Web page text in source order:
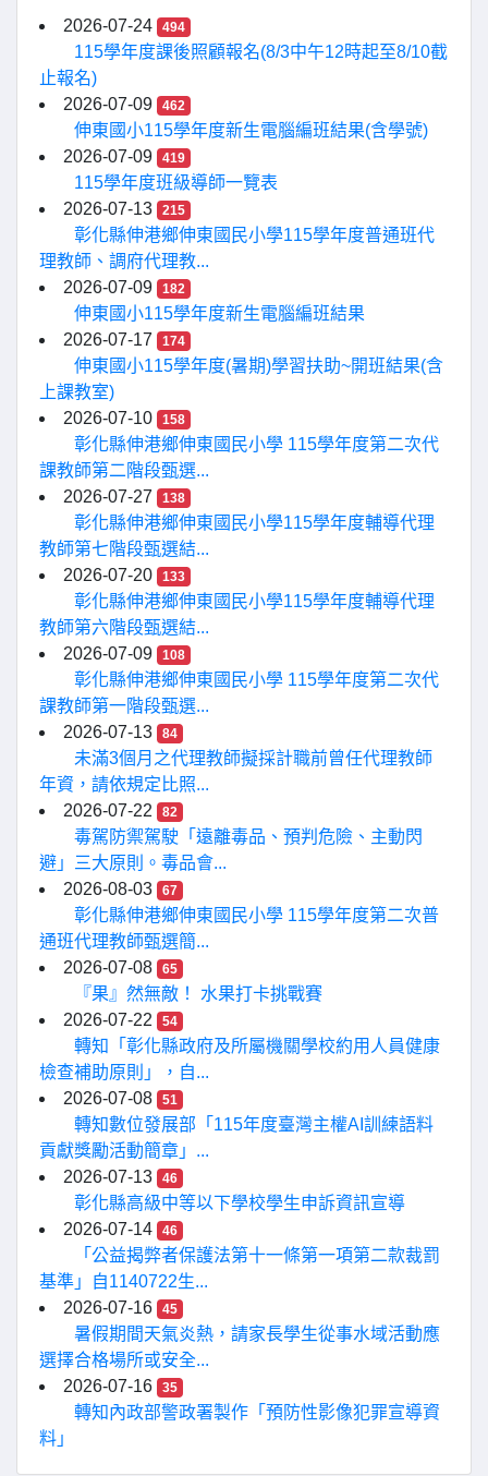
2026-07-24 494
115學年度課後照顧報名(8/3中午12時起至8/10截
止報名)
2026-07-09
462
伸東國小115學年度新生電腦編班結果(含學號)
2026-07-09
419
115學年度班級導師一覽表
2026-07-13
215
彰化縣伸港鄉伸東國民小學115學年度普通班代
理教師、調府代理教...
2026-07-09
182
伸東國小115學年度新生電腦編班結果
2026-07-17
174
伸東國小115學年度(暑期)學習扶助~開班結果(含
上課教室)
2026-07-10
158
彰化縣伸港鄉伸東國民小學 115學年度第二次代
課教師第二階段甄選...
2026-07-27
138
彰化縣伸港鄉伸東國民小學115學年度輔導代理
教師第七階段甄選結...
2026-07-20
133
彰化縣伸港鄉伸東國民小學115學年度輔導代理
教師第六階段甄選結...
2026-07-09
108
彰化縣伸港鄉伸東國民小學 115學年度第二次代
課教師第一階段甄選...
2026-07-13
84
未滿3個月之代理教師擬採計職前曾任代理教師
年資，請依規定比照...
2026-07-22
82
毒駕防禦駕駛「遠離毒品、預判危險、主動閃
避」三大原則。毒品會...
2026-08-03
67
彰化縣伸港鄉伸東國民小學 115學年度第二次普
通班代理教師甄選簡...
2026-07-08
65
『果』然無敵！ 水果打卡挑戰賽
2026-07-22
54
轉知「彰化縣政府及所屬機關學校約用人員健康
檢查補助原則」，自...
2026-07-08
51
轉知數位發展部「115年度臺灣主權AI訓練語料
貢獻獎勵活動簡章」...
2026-07-13
46
彰化縣高級中等以下學校學生申訴資訊宣導
2026-07-14
46
「公益揭弊者保護法第十一條第一項第二款裁罰
基準」自1140722生...
2026-07-16
45
暑假期間天氣炎熱，請家長學生從事水域活動應
選擇合格場所或安全...
2026-07-16
35
轉知內政部警政署製作「預防性影像犯罪宣導資
料」